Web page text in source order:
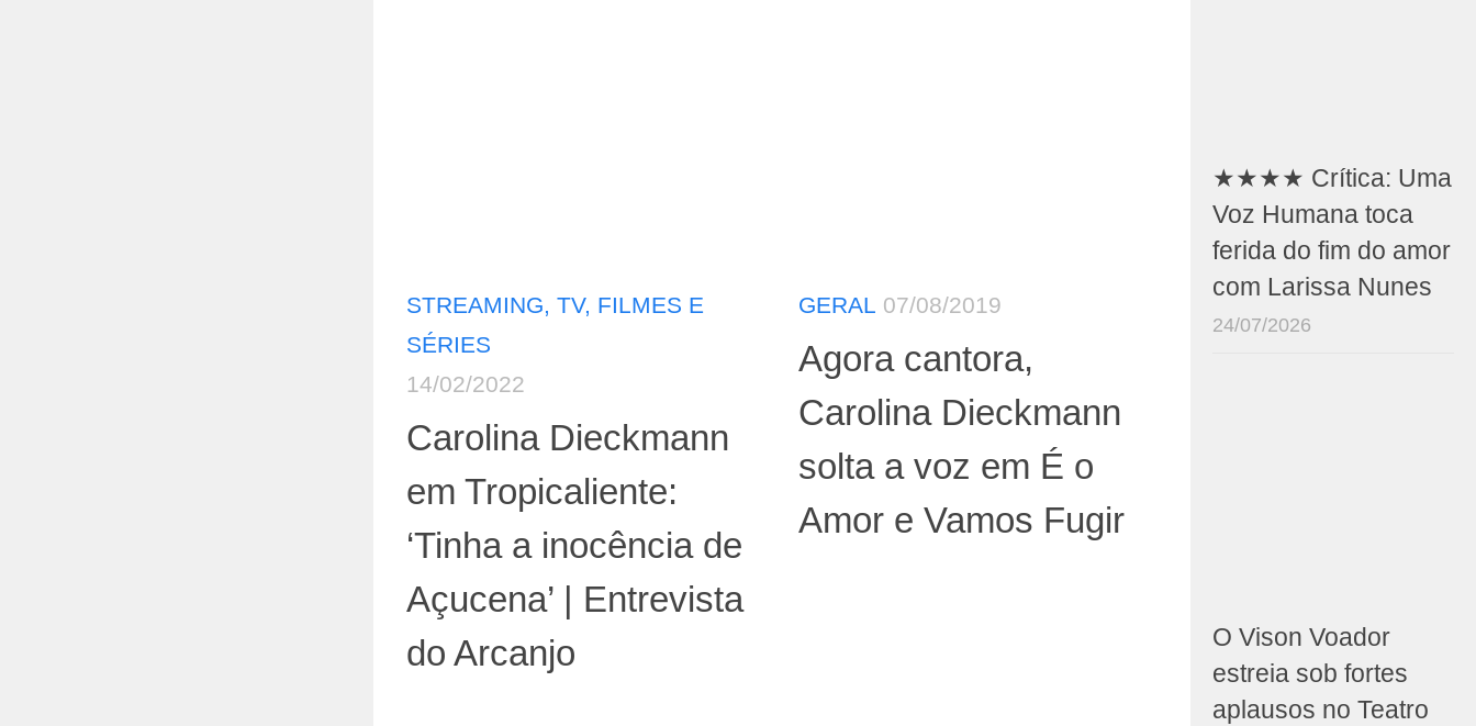
STREAMING, TV, FILMES E
SÉRIES
14/02/2022
Carolina Dieckmann
em Tropicaliente:
‘Tinha a inocência de
Açucena’ | Entrevista
do Arcanjo
GERAL 07/08/2019
Agora cantora,
Carolina Dieckmann
solta a voz em É o
Amor e Vamos Fugir
★★★★ Crítica: Uma
Voz Humana toca
ferida do fim do amor
com Larissa Nunes
24/07/2026
O Vison Voador
estreia sob fortes
aplausos no Teatro